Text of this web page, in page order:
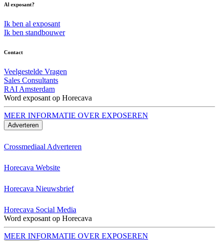
Al exposant?
Ik ben al exposant
Ik ben standbouwer
Contact
Veelgestelde Vragen
Sales Consultants
RAI Amsterdam
Word exposant op Horecava
MEER INFORMATIE OVER EXPOSEREN
Adverteren
Crossmediaal Adverteren
Horecava Website
Horecava Nieuwsbrief
Horecava Social Media
Word exposant op Horecava
MEER INFORMATIE OVER EXPOSEREN